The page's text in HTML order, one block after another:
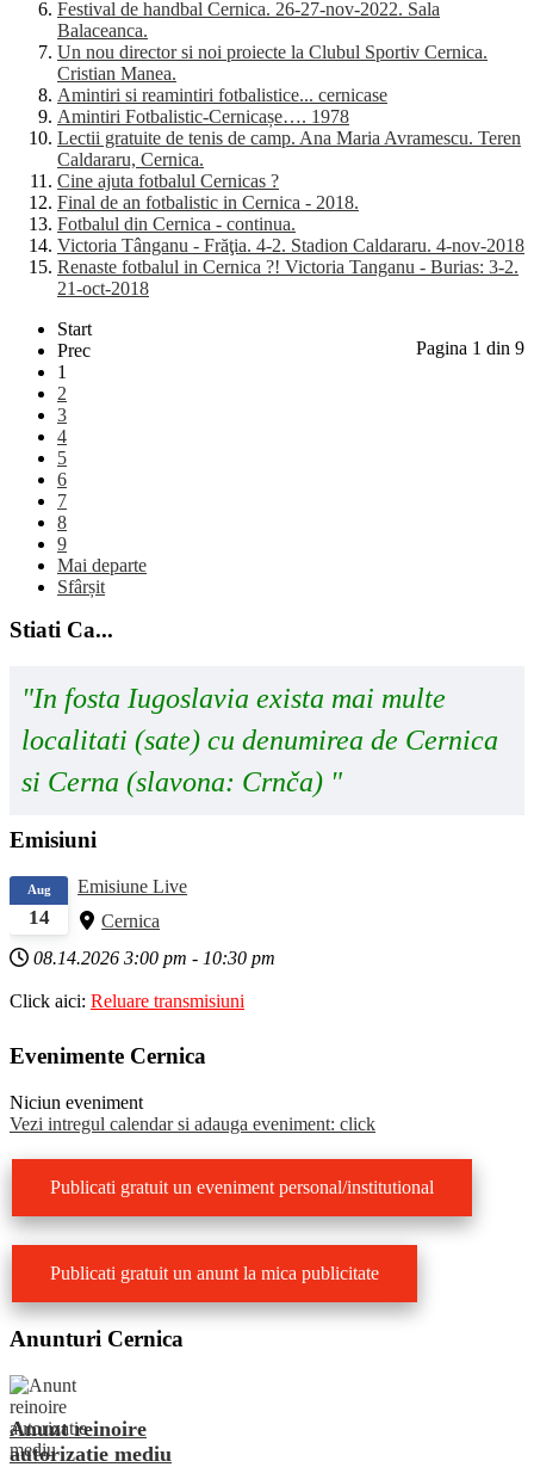
Festival de handbal Cernica. 26-27-nov-2022. Sala
Balaceanca.
Un nou director si noi proiecte la Clubul Sportiv Cernica.
Cristian Manea.
Amintiri si reamintiri fotbalistice... cernicase
Amintiri Fotbalistic-Cernicașe…. 1978
Lectii gratuite de tenis de camp. Ana Maria Avramescu. Teren
Caldararu, Cernica.
Cine ajuta fotbalul Cernicas ?
Final de an fotbalistic in Cernica - 2018.
Fotbalul din Cernica - continua.
Victoria Tânganu - Frăţia. 4-2. Stadion Caldararu. 4-nov-2018
Renaste fotbalul in Cernica ?! Victoria Tanganu - Burias: 3-2.
21-oct-2018
Pagina 1 din 9
Start
Prec
1
2
3
4
5
6
7
8
9
Mai departe
Sfârșit
Stiati Ca...
"In fosta Iugoslavia exista mai multe
localitati (sate) cu denumirea de Cernica
si Cerna (slavona: Crnča) "
Emisiuni
14
Aug
Emisiune Live
Cernica
08.14.2026 3:00 pm - 10:30 pm
Click aici: Reluare transmisiuni
Evenimente Cernica
Niciun eveniment
Vezi intregul calendar si adauga eveniment: click
Publicati gratuit un eveniment personal/institutional
Publicati gratuit un anunt la mica publicitate
Anunturi Cernica
Anunt reinoire
autorizatie mediu